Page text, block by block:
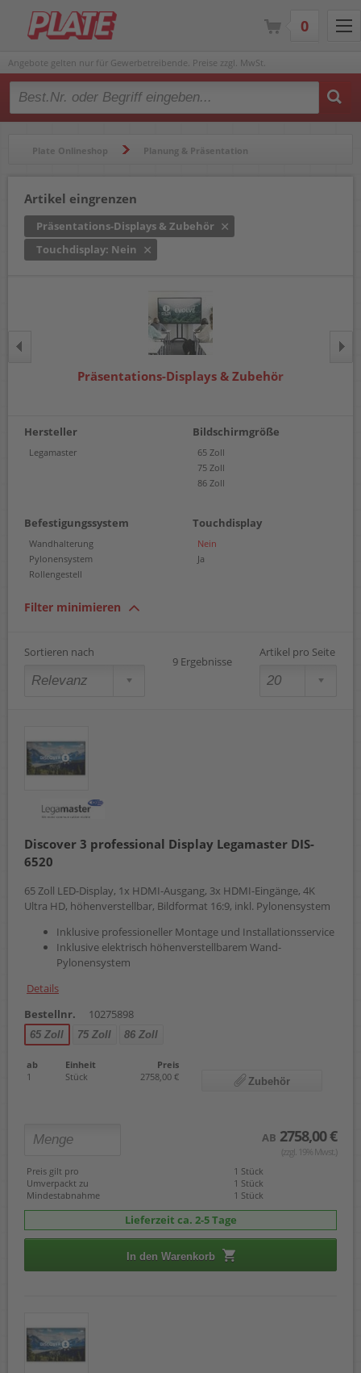
Angebote gelten nur für Gewerbetreibende. Preise zzgl. MwSt.
Type 2 or more characters for results.
Plate Onlineshop Planung & Präsentation
Artikel eingrenzen
Präsentations-Displays & Zubehör
Touchdisplay: Nein
Präsentations-Displays & Zubehör
Hersteller
Legamaster
Bildschirmgröße
65 Zoll
75 Zoll
86 Zoll
Befestigungssystem
Wandhalterung
Pylonensystem
Rollengestell
Touchdisplay
Nein
Ja
Filter minimieren
Sortieren nach
9 Ergebnisse
Artikel pro Seite
Discover 3 professional Display Legamaster DIS-
6520
65 Zoll LED-Display, 1x HDMI-Ausgang, 3x HDMI-Eingänge, 4K
Ultra HD, höhenverstellbar, Bildformat 16:9, inkl. Pylonensystem
Inklusive professioneller Montage und Installationsservice
Inklusive elektrisch höhenverstellbarem Wand-
Pylonensystem
Details
Bestellnr.
10275898
65 Zoll 75 Zoll 86 Zoll
ab Einheit
Preis
1
Stück 2758,00 € Zubehör
AB 2758,00 €
(zzgl. 19% Mwst.)
Preis gilt pro
1 Stück
Umverpackt zu
1 Stück
Mindestabnahme
1 Stück
Lieferzeit ca. 2-5 Tage
In den Warenkorb
0